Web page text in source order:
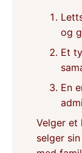
og
Et
En
Velger et
selger